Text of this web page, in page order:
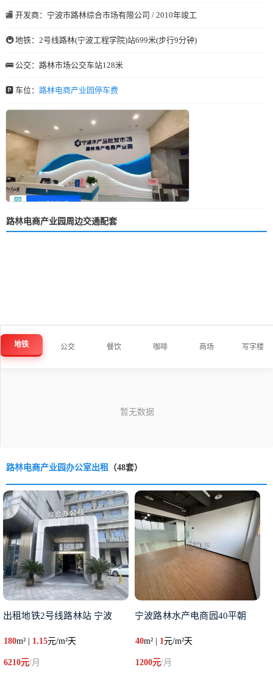
🏬 开发商：宁波市路林综合市场有限公司 / 2010年竣工
🚇 地铁：2号线路林(宁波工程学院)站699米(步行9分钟)
🚌 公交：路林市场公交车站128米
🅿️ 车位： 路林电商产业园停车费
路林电商产业园周边交通配套
地铁 公交 餐饮 咖啡 商场 写字楼
路林电商产业园办公室出租 （48套）
出租地铁2号线路林站 宁波
180m² | 1.15元/m²天
6210元/月
宁波路林水产电商园40平朝
40m² | 1元/m²天
1200元/月